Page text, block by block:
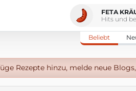
FETA
Hits und
Beliebt
Rezepte hinzu, melde neue